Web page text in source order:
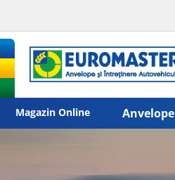
Magazin Online Anvelope